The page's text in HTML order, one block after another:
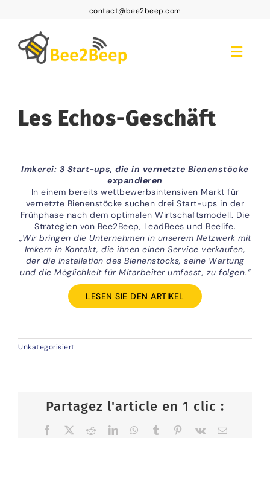
contact@bee2beep.com
Toggle
Plattform-Zugang
Produkte
FAQ BEE2BEEP
Kontakt
DE
Les Echos-Geschäft
Imkerei: 3 Start-ups, die in vernetzte Bienenstöcke
expandieren
In einem bereits wettbewerbsintensiven Markt für
vernetzte Bienenstöcke suchen drei Start-ups in der
Frühphase nach dem optimalen Wirtschaftsmodell. Die
Strategien von Bee2Beep, LeadBees und Beelife.
„Wir bringen die Unternehmen in unserem Netzwerk mit
Imkern in Kontakt, die ihnen einen Service verkaufen,
der die Installation des Bienenstocks, seine Wartung
und die Möglichkeit für Mitarbeiter umfasst, zu folgen.“
LESEN SIE DEN ARTIKEL
Unkategorisiert
Partagez l'article en 1 clic :
Facebook RedditLinkedInWhatsApp
Tumblr Pinterest
Vk Email